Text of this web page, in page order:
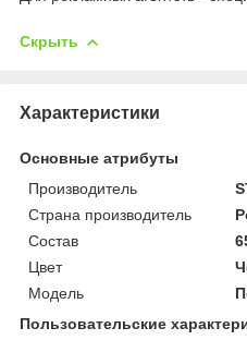
Скрыть
Характеристики
Основные атрибуты
Производитель
Страна производитель
Состав
Цвет
Мoдель
Пользовательские